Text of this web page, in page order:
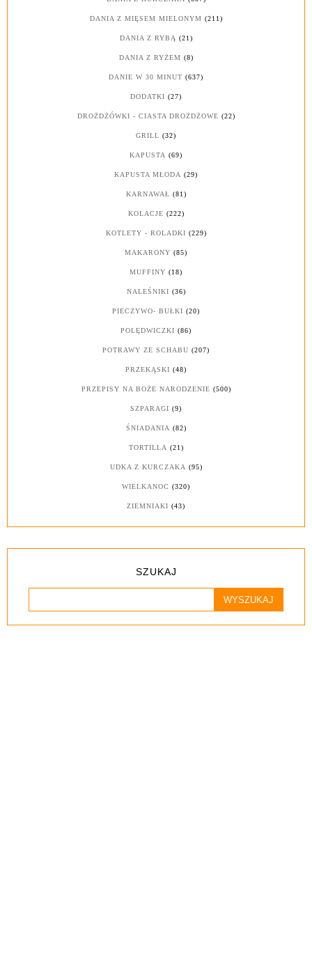
DANIA Z MIĘSEM MIELONYM (211)
DANIA Z RYBĄ (21)
DANIA Z RYŻEM (8)
DANIE W 30 MINUT (637)
DODATKI (27)
DROŻDŻÓWKI - CIASTA DROŻDŻOWE (22)
GRILL (32)
KAPUSTA (69)
KAPUSTA MŁODA (29)
KARNAWAŁ (81)
KOLACJE (222)
KOTLETY - ROLADKI (229)
MAKARONY (85)
MUFFINY (18)
NALEŚNIKI (36)
PIECZYWO- BUŁKI (20)
POLĘDWICZKI (86)
POTRAWY ZE SCHABU (207)
PRZEKĄSKI (48)
PRZEPISY NA BOŻE NARODZENIE (500)
SZPARAGI (9)
ŚNIADANIA (82)
TORTILLA (21)
UDKA Z KURCZAKA (95)
WIELKANOC (320)
ZIEMNIAKI (43)
SZUKAJ